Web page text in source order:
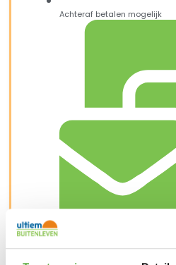
Achteraf betalen mogelijk